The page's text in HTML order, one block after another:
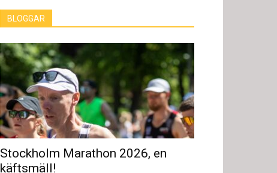
BLOGGAR
Stockholm Marathon 2026, en
käftsmäll!